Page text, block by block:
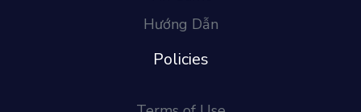
Hướng Dẫn
Policies